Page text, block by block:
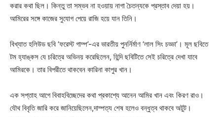
করার কথা ছিল। কিন্তু তা সম্ভব না হওয়ায় নাগা চৈতন্যকে প্রস্তাব দেয়া হয়।
আমিরের সঙ্গে কাজের সুযোগ পেয়ে রাজি হয়ে যান তিনি।
বিখ্যাত হলিউড ছবি ‘ফরেস্ট গাম্প’-এর ভারতীয় পুনর্নির্মাণ ‘লাল সিং চড্ডা’। মূল ছবিতে
টম হ্যাঙ্কস যে চরিত্রে অভিনয় করেছিলেন, হিন্দি ছবিটিতে সেই চরিত্রে দেখা যাবে
আমিরকে। তার বিপরীতে থাকবেন কারিনা কাপুর খান।
এক সপ্তাহ আগে বিবাহবিচ্ছেদের কথা প্রকাশ্যে আনেন আমির খান এবং কিরণ রাও।
যৌথ বিবৃতি জারি করে জানিয়েছিলেন,দাম্পত্য শেষ হলেও বন্ধুত্ব থাকবে অটুট।